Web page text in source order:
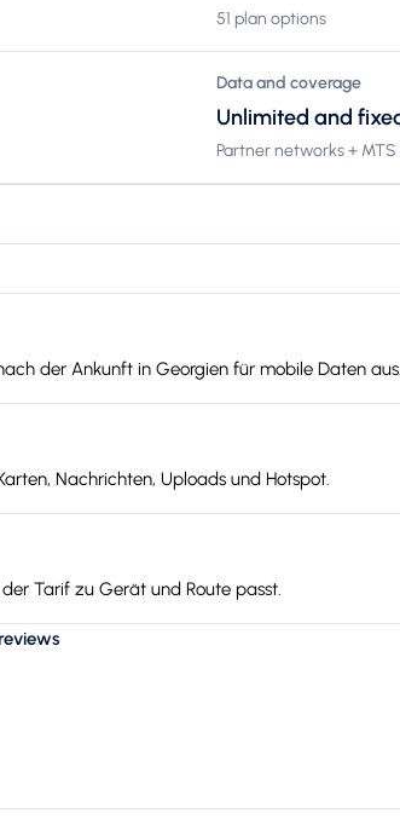
51 plan options
Data and coverage
Unlimited and
Partner networks +
der Ankunft in Georgien für mobile Daten aus.
Nachrichten, Uploads und Hotspot.
Tarif zu Gerät und Route passt.